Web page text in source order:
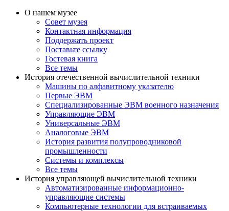
О нашем музее
Совет музея
Контактная информация
Поддержать проект
Поставьте ссылку
Гостевая книга
Все темы
История отечественной вычислительной техники
Машины по алфавитному указателю
Первые ЭВМ
Специализированные ЭВМ военного назначения
Управляющие ЭВМ
Универсальные ЭВМ
Аналоговые ЭВМ
История развития полупроводниковой
промышленности
Системы и комплексы
Все темы
История управляющей вычислительной техники
Автоматизированные информационно-
управляющие системы
Компьютерные технологии для встраиваемых